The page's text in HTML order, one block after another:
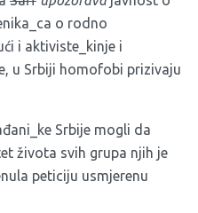
o rodno
i aktiviste_kinje i
u Srbiji homofobi prizivaju
Srbije mogli da
života svih grupa njih je
peticiju usmjerenu